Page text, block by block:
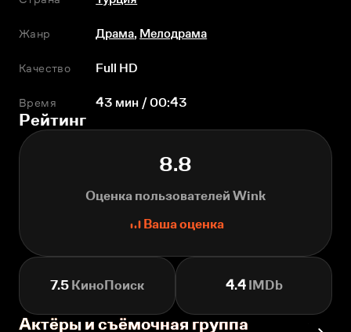
Жанр Драма, Мелодрама
Качество Full HD
Время 43 мин / 00:43
Рейтинг
8.8
Оценка пользователей Wink
Ваша оценка
7.5 КиноПоиск 4.4IMDb
Актёры и съёмочная группа